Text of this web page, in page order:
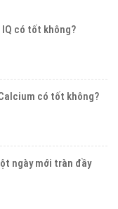
có tốt không?
có tốt không?
ngày mới tràn đầy